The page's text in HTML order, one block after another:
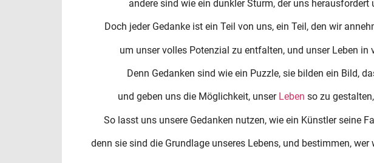
andere sind wie ein dunkler Sturm, der uns
Doch jeder Gedanke ist ein Teil von uns, ein Teil, den wir
um unser volles Potenzial zu entfalten, und unser Leben in
Denn Gedanken sind wie ein Puzzle, sie bilden ein Bild,
und geben uns die Möglichkeit, unser Leben so zu
So lasst uns unsere Gedanken nutzen, wie ein Künstler seine
denn sie sind die Grundlage unseres Lebens, und bestimmen,